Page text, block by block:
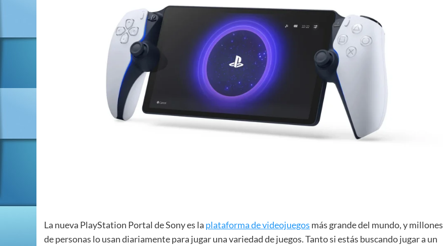
La nueva PlayStation Portal de Sony es la plataforma de videojuegos más grande del mundo, y millones
de personas lo usan diariamente para jugar una variedad de juegos. Tanto si estás buscando jugar a un